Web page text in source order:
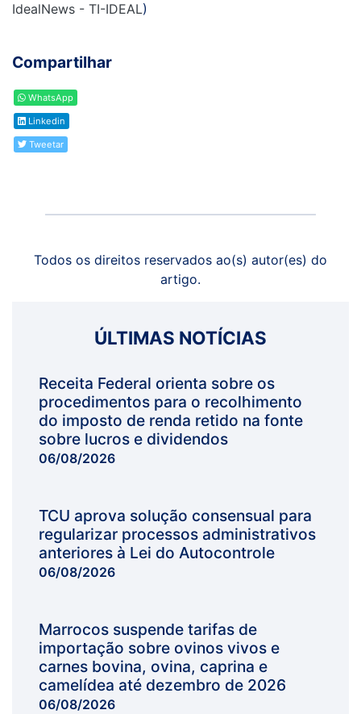
IdealNews - TI-IDEAL)
Compartilhar
WhatsApp
Linkedin
Tweetar
Todos os direitos reservados ao(s) autor(es) do
artigo.
ÚLTIMAS NOTÍCIAS
Receita Federal orienta sobre os
procedimentos para o recolhimento
do imposto de renda retido na fonte
sobre lucros e dividendos
06/08/2026
TCU aprova solução consensual para
regularizar processos administrativos
anteriores à Lei do Autocontrole
06/08/2026
Marrocos suspende tarifas de
importação sobre ovinos vivos e
carnes bovina, ovina, caprina e
camelídea até dezembro de 2026
06/08/2026